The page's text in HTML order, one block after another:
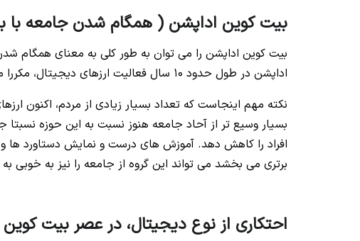
بیت کوین اداپشن ( همگام شدن جامعه با
بیت کوین اداپشن را می توان به طور کلی به معنای همگام
اداپشن در طول حدود 10 سال فعالیت ارزهای دیجیتال، مکررا مشاهده شده است.
نکته مهم اینجاست که تعداد بسیار زیادی از مردم، اکنون
بسیار وسیع تر از آحاد جامعه هنوز نسبت به این حوزه
افراد را کاهش دهد. آموزش های درست و نمایش دستاورد ها
برتری می بخشد می تواند این گروه از جامعه را نیز به خوبی
احتکاری از نوع دیجیتال، در عصر بیت